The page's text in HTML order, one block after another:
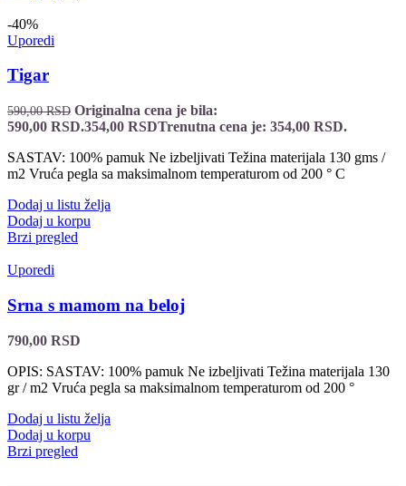
-40%
Uporedi
Tigar
590,00RSD Originalna cena je bila:
590,00 RSD.354,00 RSDTrenutna cena je: 354,00 RSD.
SASTAV: 100% pamuk Ne izbeljivati Težina materijala 130 gms /
m2 Vruća pegla sa maksimalnom temperaturom od 200 ° C
Dodaj u listu želja
Dodaj u korpu
Brzi pregled
Uporedi
Srna s mamom na beloj
790,00 RSD
OPIS: SASTAV: 100% pamuk Ne izbeljivati Težina materijala 130
gr / m2 Vruća pegla sa maksimalnom temperaturom od 200 °
Dodaj u listu želja
Dodaj u korpu
Brzi pregled